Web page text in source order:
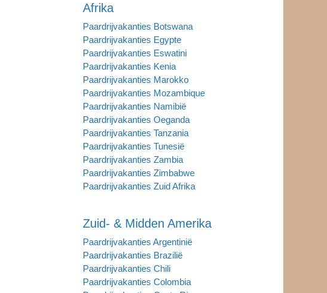
Afrika
Paardrijvakanties Botswana
Paardrijvakanties Egypte
Paardrijvakanties Eswatini
Paardrijvakanties Kenia
Paardrijvakanties Marokko
Paardrijvakanties Mozambique
Paardrijvakanties Namibië
Paardrijvakanties Oeganda
Paardrijvakanties Tanzania
Paardrijvakanties Tunesië
Paardrijvakanties Zambia
Paardrijvakanties Zimbabwe
Paardrijvakanties Zuid Afrika
Zuid- & Midden Amerika
Paardrijvakanties Argentinië
Paardrijvakanties Brazilië
Paardrijvakanties Chili
Paardrijvakanties Colombia